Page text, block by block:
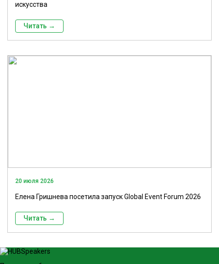
искусства
Читать →
20 июля 2026
Елена Гришнева посетила запуск Global Event Forum 2026
Читать →